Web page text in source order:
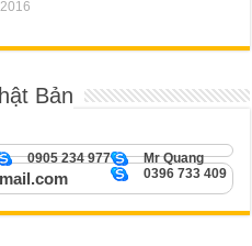
Bản
Mr Quang
0905 234 977
0396 733 409